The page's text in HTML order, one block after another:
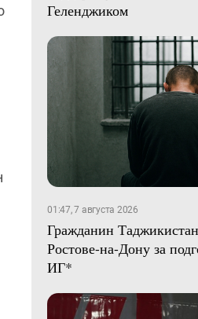
Геленджиком
01:47, 7 августа 2026
Гражданин
Ростове-на-Дону за
ИГ*